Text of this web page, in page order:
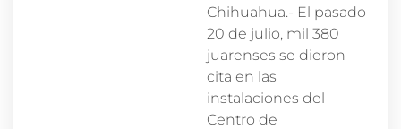
Chihuahua.- El pasado
20 de julio, mil 380
juarenses se dieron
cita en las
instalaciones del
Centro de